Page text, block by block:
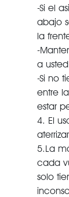
-Si el
abajo
la
-
a
-Si no
entre
estar
4. El
5.La
cada
solo